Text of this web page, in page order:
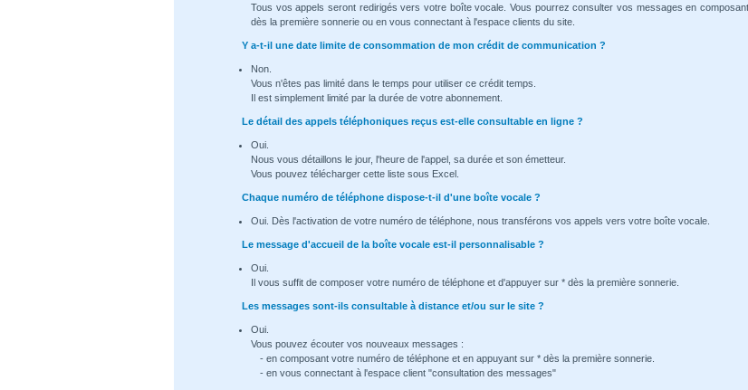
Tous vos appels seront redirigés vers votre boîte vocale. Vous pourrez consulter vos messages en
dès la première sonnerie ou en vous connectant à l'espace clients du site.
Y a-t-il une date limite de consommation de mon crédit de communication ?
Non.
Vous n'êtes pas limité dans le temps pour utiliser ce crédit temps.
Il est simplement limité par la durée de votre abonnement.
Le détail des appels téléphoniques reçus est-elle consultable en ligne ?
Oui.
Nous vous détaillons le jour, l'heure de l'appel, sa durée et son émetteur.
Vous pouvez télécharger cette liste sous Excel.
Chaque numéro de téléphone dispose-t-il d'une boîte vocale ?
Oui. Dès l'activation de votre numéro de téléphone, nous transférons vos appels vers votre boîte vocale.
Le message d'accueil de la boîte vocale est-il personnalisable ?
Oui.
Il vous suffit de composer votre numéro de téléphone et d'appuyer sur * dès la première sonnerie.
Les messages sont-ils consultable à distance et/ou sur le site ?
Oui.
Vous pouvez écouter vos nouveaux messages :
- en composant votre numéro de téléphone et en appuyant sur * dès la première sonnerie.
- en vous connectant à l'espace client "consultation des messages"